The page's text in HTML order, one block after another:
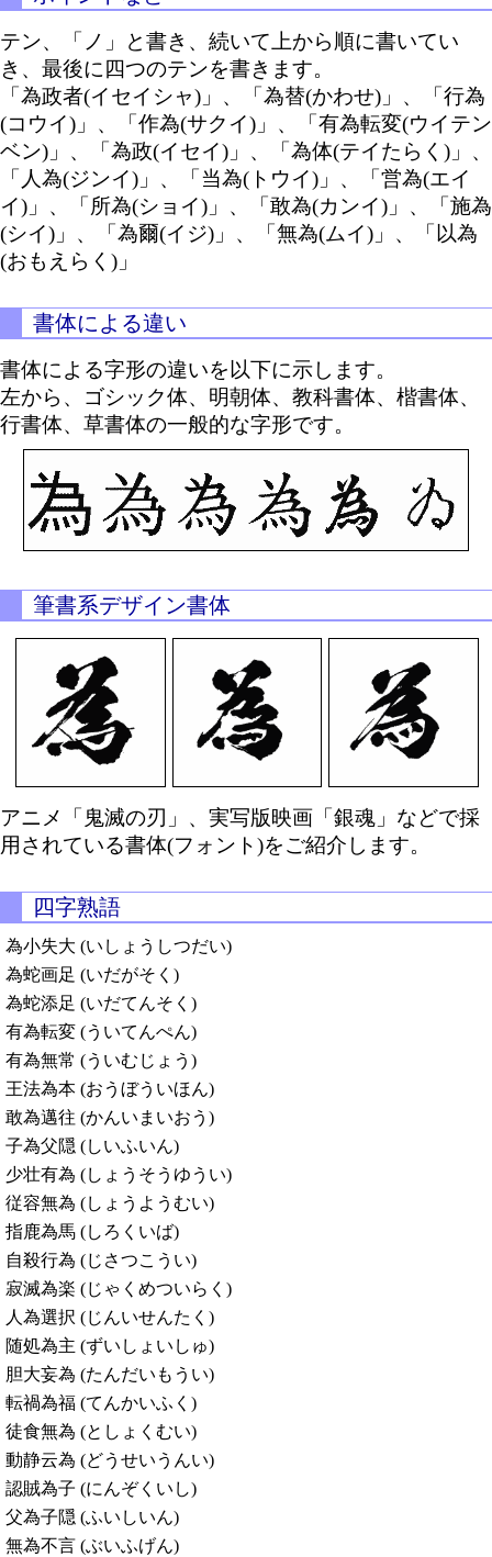
テン、「ノ」と書き、続いて上から順に書いてい
き、最後に四つのテンを書きます。
「為政者(イセイシャ)」、「為替(かわせ)」、「行為
(コウイ)」、「作為(サクイ)」、「有為転変(ウイテン
ベン)」、「為政(イセイ)」、「為体(テイたらく)」、
「人為(ジンイ)」、「当為(トウイ)」、「営為(エイ
イ)」、「所為(ショイ)」、「敢為(カンイ)」、「施為
(シイ)」、「為爾(イジ)」、「無為(ムイ)」、「以為
(おもえらく)」
書体による違い
書体による字形の違いを以下に示します。
左から、ゴシック体、明朝体、教科書体、楷書体、
行書体、草書体の一般的な字形です。
筆書系デザイン書体
アニメ「鬼滅の刃」、実写版映画「銀魂」などで採
用されている書体(フォント)をご紹介します。
四字熟語
為小失大 (いしょうしつだい)
為蛇画足 (いだがそく)
為蛇添足 (いだてんそく)
有為転変 (ういてんぺん)
有為無常 (ういむじょう)
王法為本 (おうぼういほん)
敢為邁往 (かんいまいおう)
子為父隠 (しいふいん)
少壮有為 (しょうそうゆうい)
従容無為 (しょうようむい)
指鹿為馬 (しろくいば)
自殺行為 (じさつこうい)
寂滅為楽 (じゃくめついらく)
人為選択 (じんいせんたく)
随処為主 (ずいしょいしゅ)
胆大妄為 (たんだいもうい)
転禍為福 (てんかいふく)
徒食無為 (としょくむい)
動静云為 (どうせいうんい)
認賊為子 (にんぞくいし)
父為子隠 (ふいしいん)
無為不言 (ぶいふげん)